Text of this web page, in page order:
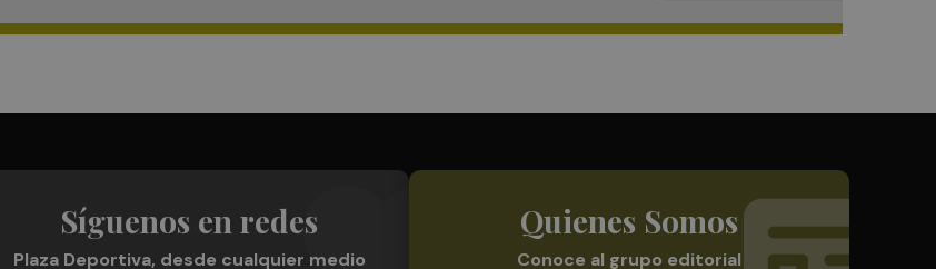
Síguenos en redes
Plaza Deportiva, desde cualquier medio
Quienes Somos
Conoce al grupo editorial